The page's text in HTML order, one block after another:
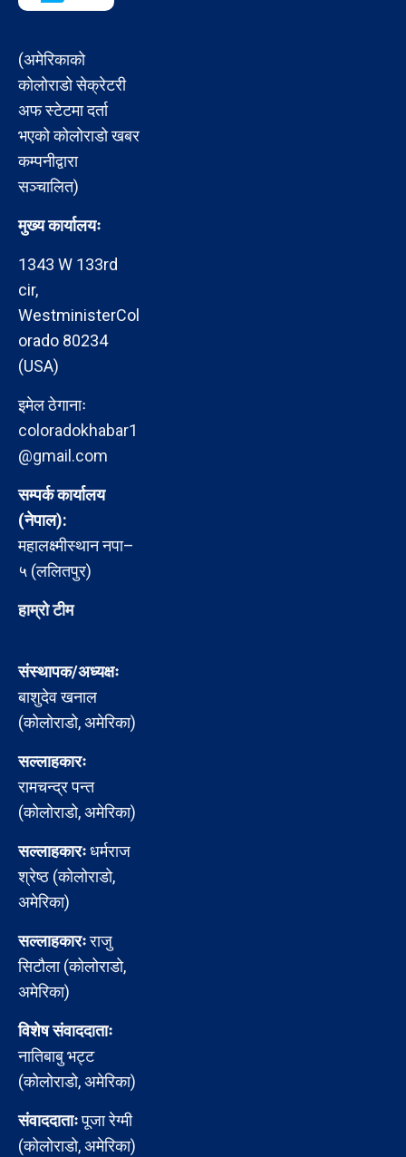
(अमेरिकाको
कोलोराडो सेक्रेटरी
अफ स्टेटमा दर्ता
भएको कोलोराडो खबर
कम्पनीद्वारा
सञ्चालित)
मुख्य कार्यालयः
1343 W 133rd
cir,
WestministerCol
orado 80234
(USA)
इमेल ठेगानाः
coloradokhabar1
@gmail.com
सम्पर्क कार्यालय
(नेपाल):
महालक्ष्मीस्थान नपा–
५ (ललितपुर)
हाम्रो टीम
संस्थापक/अध्यक्षः
बाशुदेव खनाल
(कोलोराडो, अमेरिका)
सल्लाहकारः
रामचन्द्र पन्त
(कोलोराडो, अमेरिका)
सल्लाहकारःधर्मराज
श्रेष्ठ (कोलोराडो,
अमेरिका)
सल्लाहकारःराजु
सिटौला (कोलोराडो,
अमेरिका)
विशेष संवाददाताः
नातिबाबु भट्ट
(कोलोराडो, अमेरिका)
संवाददाताःपूजा रेग्मी
(कोलोराडो, अमेरिका)